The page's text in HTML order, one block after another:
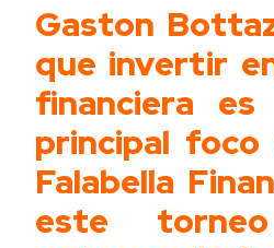
Gaston
que invertir
financiera
principal foco
Falabella
este